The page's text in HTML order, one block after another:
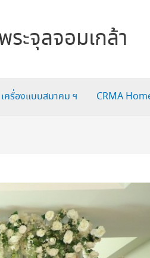
ะจุลจอมเกล้า
เครื่องแบบสมาคม ฯ CRMA